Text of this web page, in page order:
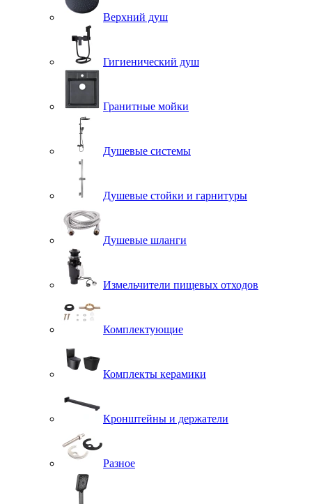
Верхний душ
Гигиенический душ
Гранитные мойки
Душевые системы
Душевые стойки и гарнитуры
Душевые шланги
Измельчители пищевых отходов
Комплектующие
Комплекты керамики
Кронштейны и держатели
Разное